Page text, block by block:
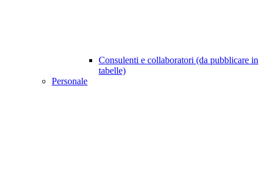
Consulenti e collaboratori (da pubblicare in
tabelle)
Personale